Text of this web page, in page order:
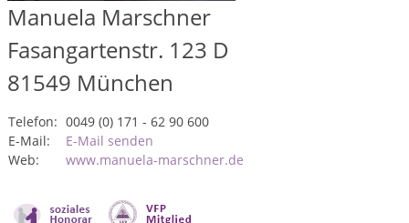
Manuela Marschner
Fasangartenstr. 123 D
81549 München
Telefon: 0049 (0) 171 - 62 90 600
E-Mail:
E-Mail senden
Web:
www.manuela-marschner.de